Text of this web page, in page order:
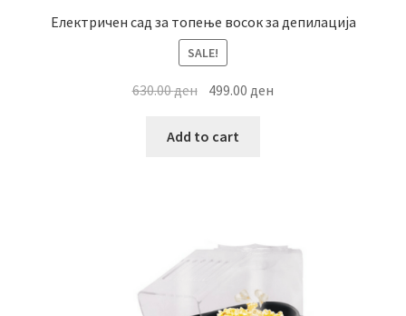
Електричен сад за топење восок за депилација
SALE!
630.00ден Original
was:
499.00 ден
Add to cart